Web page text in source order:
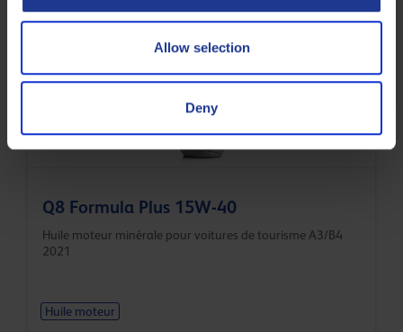
Allow selection
Deny
Produits connexes
Q8 Formula Plus 15W-40
Huile moteur minérale pour voitures de tourisme A3/B4
2021
Huile moteur